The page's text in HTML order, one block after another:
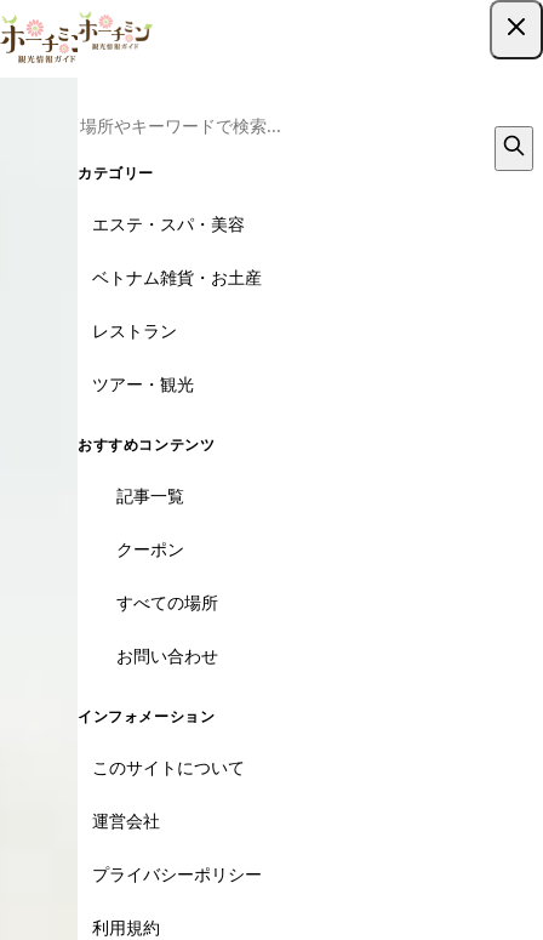
カテゴリー
エステ・スパ・美容
ベトナム雑貨・お土産
レストラン
ツアー・観光
おすすめコンテンツ
記事一覧
クーポン
すべての場所
お問い合わせ
インフォメーション
このサイトについて
運営会社
プライバシーポリシー
利用規約